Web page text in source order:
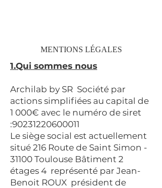
MENTIONS LÉGALES
1.Qui sommes nous
Archilab by SR Société par
actions simplifiées au capital de
1 000€ avec le numéro de siret
:90231220600011
Le siège social est actuellement
situé 216 Route de Saint Simon -
31100 Toulouse Bâtiment 2
étages 4 représenté par Jean-
Benoit ROUX président de